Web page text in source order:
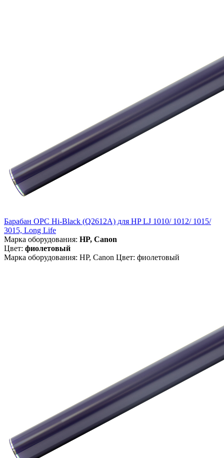
Барабан OPC Hi-Black (Q2612A) для HP LJ 1010/ 1012/ 1015/
3015, Long Life
Марка оборудования: HP, Canon
Цвет: фиолетовый
Марка оборудования: HP, Canon Цвет: фиолетовый